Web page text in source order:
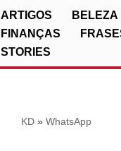
ARTIGOS BELEZA
FINANÇAS
STORIES
KD» WhatsApp